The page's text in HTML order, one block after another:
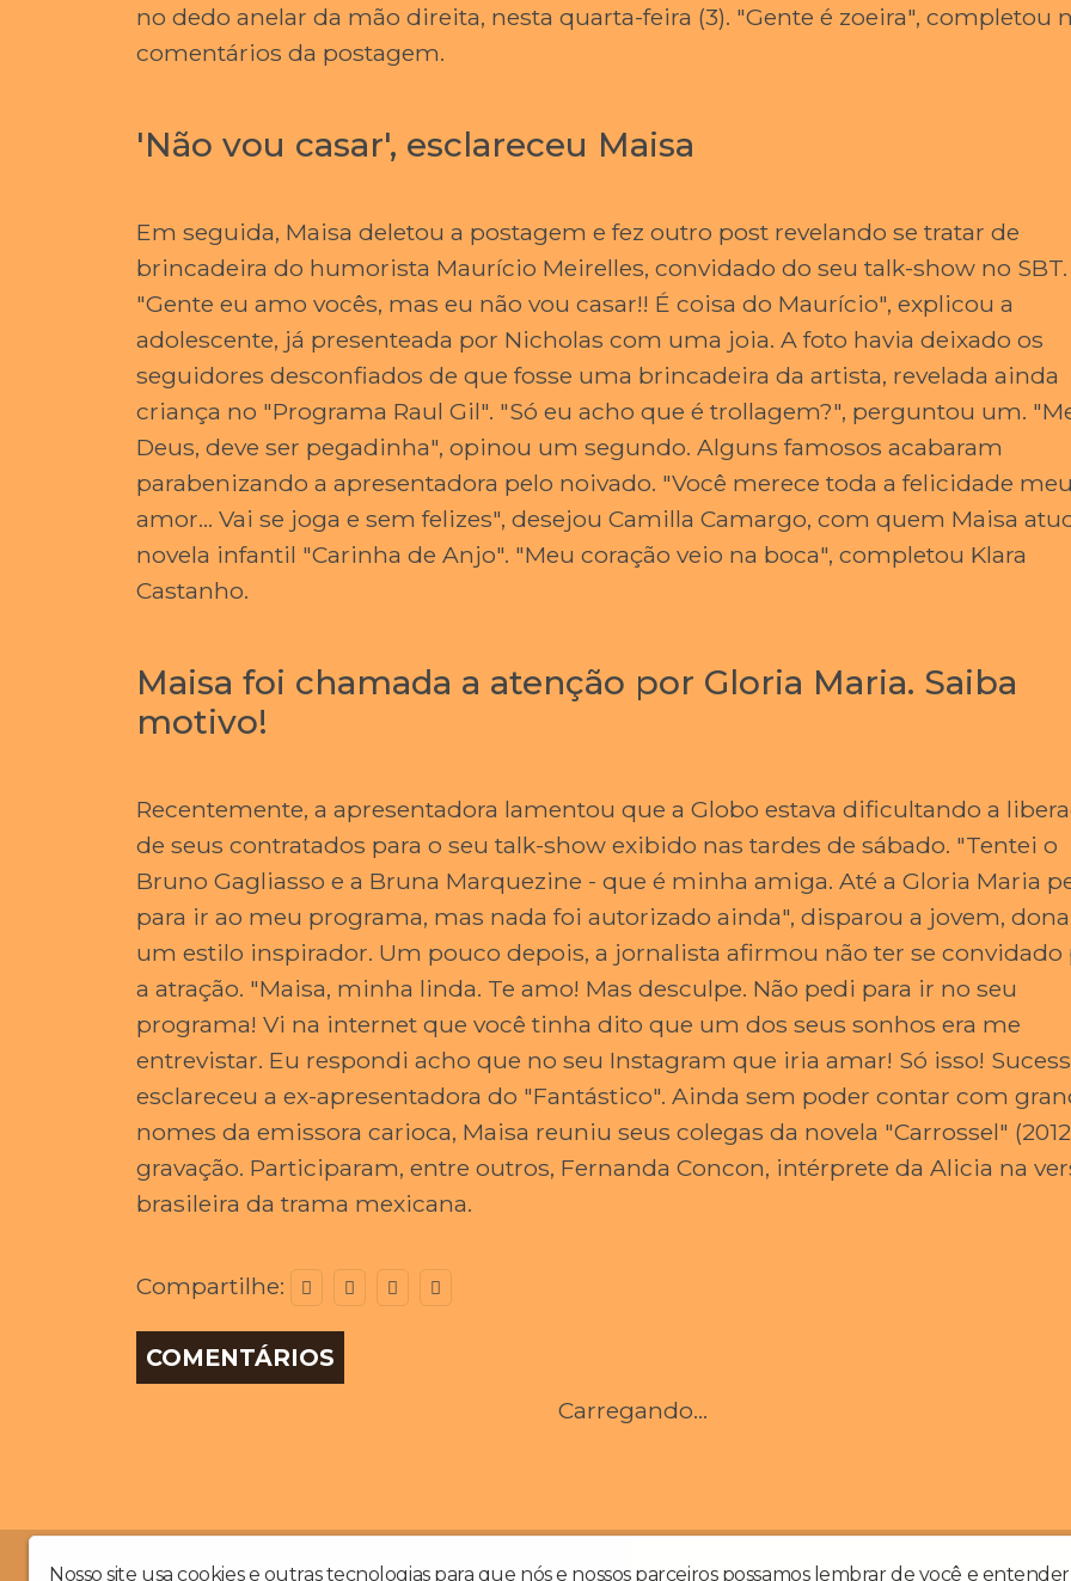
no dedo anelar da mão direita, nesta quarta-feira (3). "Gente é zoeira", completou
comentários da postagem.
'Não vou casar', esclareceu Maisa
Em seguida, Maisa deletou a postagem e fez outro post revelando se tratar de
brincadeira do humorista Maurício Meirelles, convidado do seu talk-show no SBT.
"Gente eu amo vocês, mas eu não vou casar!! É coisa do Maurício", explicou a
adolescente, já presenteada por Nicholas com uma joia. A foto havia deixado os
seguidores desconfiados de que fosse uma brincadeira da artista, revelada ainda
criança no "Programa Raul Gil". "Só eu acho que é trollagem?", perguntou um.
Deus, deve ser pegadinha", opinou um segundo. Alguns famosos acabaram
parabenizando a apresentadora pelo noivado. "Você merece toda a felicidade meu
amor... Vai se joga e sem felizes", desejou Camilla Camargo, com quem Maisa
novela infantil "Carinha de Anjo". "Meu coração veio na boca", completou Klara
Castanho.
Maisa foi chamada a atenção por Gloria Maria. Saiba
motivo!
Recentemente, a apresentadora lamentou que a Globo estava dificultando a
de seus contratados para o seu talk-show exibido nas tardes de sábado. "Tentei o
Bruno Gagliasso e a Bruna Marquezine - que é minha amiga. Até a Gloria Maria
para ir ao meu programa, mas nada foi autorizado ainda", disparou a jovem,
um estilo inspirador. Um pouco depois, a jornalista afirmou não ter se convidado
a atração. "Maisa, minha linda. Te amo! Mas desculpe. Não pedi para ir no seu
programa! Vi na internet que você tinha dito que um dos seus sonhos era me
entrevistar. Eu respondi acho que no seu Instagram que iria amar! Só isso!
esclareceu a ex-apresentadora do "Fantástico". Ainda sem poder contar com
nomes da emissora carioca, Maisa reuniu seus colegas da novela "Carrossel"
gravação. Participaram, entre outros, Fernanda Concon, intérprete da Alicia na
brasileira da trama mexicana.
Compartilhe:
COMENTÁRIOS
Carregando...
Nosso site usa cookies e outras tecnologias para que nós e nossos parceiros possamos lembrar de você e
A Exclusividade é a sua Preferência